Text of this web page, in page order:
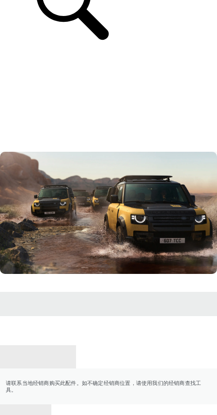
请联系当地经销商购买此配件。如不确定经销商位置，请使用我们的经销商查找工
具。